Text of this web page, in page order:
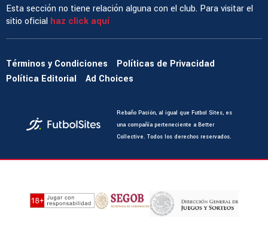
Esta sección no tiene relación alguna con el club. Para visitar el
sitio oficial haz click aquí
Términos y Condiciones
Políticas de Privacidad
Política Editorial
Ad Choices
Rebaño Pasión, al igual que Futbol Sites, es
una compañía perteneciente a Better
Collective. Todos los derechos reservados.